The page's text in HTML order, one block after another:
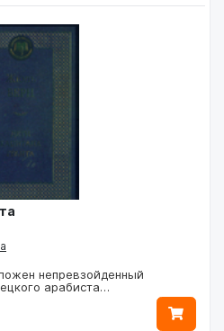
непревзойденный
арабиста…